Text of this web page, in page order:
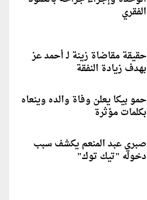
الفقري
حقيقة مقاضاة زينة لـ أحمد عز
بهدف زيادة النفقة
حمو بيكا يعلن وفاة والده وينعاه
بكلمات مؤثرة
صبري عبد المنعم يكشف سبب
دخوله "تيك توك"